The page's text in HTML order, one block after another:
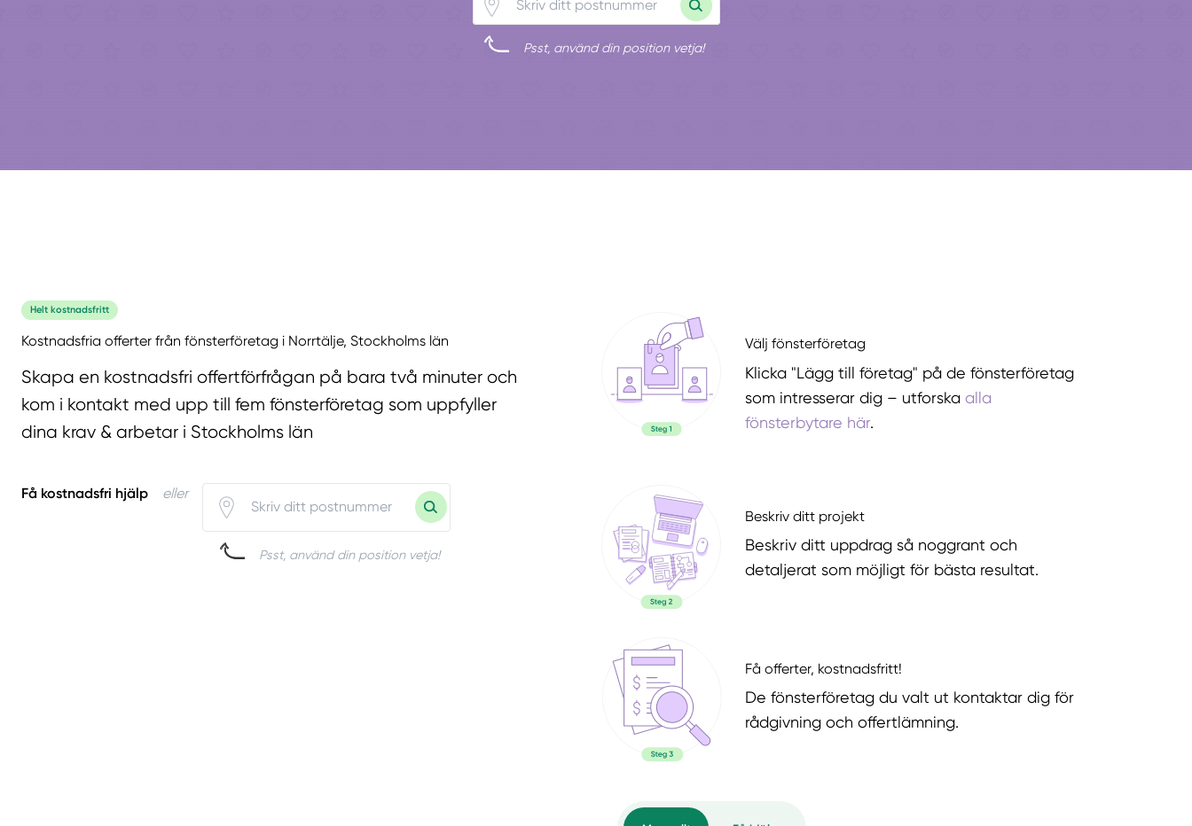
Psst, använd din position vetja!
Helt kostnadsfritt
Kostnadsfria offerter från fönsterföretag i Norrtälje, Stockholms län
Skapa en kostnadsfri offertförfrågan på bara två minuter och
kom i kontakt med upp till fem fönsterföretag som uppfyller
dina krav & arbetar i Stockholms län
Få kostnadsfri hjälp eller
Psst, använd din position vetja!
Välj fönsterföretag
Klicka "Lägg till företag" på de fönsterföretag
som intresserar dig – utforska alla
fönsterbytare här.
Beskriv ditt projekt
Beskriv ditt uppdrag så noggrant och
detaljerat som möjligt för bästa resultat.
Få offerter, kostnadsfritt!
De fönsterföretag du valt ut kontaktar dig för
rådgivning och offertlämning.